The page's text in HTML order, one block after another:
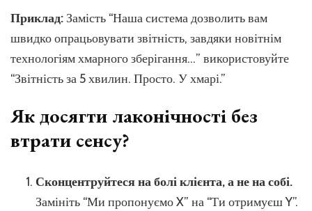
Приклад: Замість “Наша система дозволить вам
швидко опрацьовувати звітність, завдяки новітнім
технологіям хмарного зберігання…” використовуйте
“Звітність за 5 хвилин. Просто. У хмарі.”
Як досягти лаконічності без
втрати сенсу?
Сконцентруйтеся на болі клієнта, а не на собі.
Замініть “Ми пропонуємо X” на “Ти отримуєш Y”.